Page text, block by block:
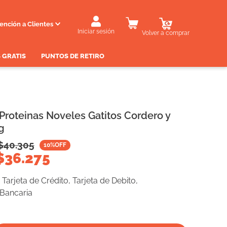
a Clientes
Iniciar sesión Volver a comprar
GRATIS PUNTOS DE RETIRO
Noveles Gatitos Cordero y
40.305 10%OFF
36.275
de Crédito, Tarjeta de Debito,